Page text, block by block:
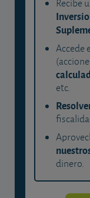
Recibe
Accede
etc.
dinero.